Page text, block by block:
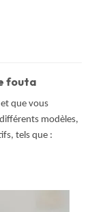
fouta
que vous
modèles,
tels que :